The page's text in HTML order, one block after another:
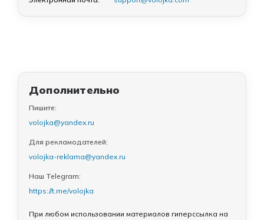
Дополнительно
Пишите:
volojka@yandex.ru
Для рекламодателей:
volojka-reklama@yandex.ru
Наш Telegram:
https://t.me/volojka
При любом использовании материалов гиперссылка на